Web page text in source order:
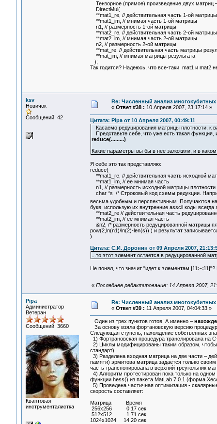
Тензорное (прямое) произведение двух матриц
DirectMul(
**mat1_re, // действительная часть 1-ой матрицы
**mat1_im, // мнимая часть 1-ой матрицы
n1, // размерность 1-ой матрицы
**mat2_re, // действительная часть 2-ой матрицы
**mat2_im, // мнимая часть 2-ой матрицы
n2, // размерность 2-ой матрицы
**mat_re, // действительная часть матрицы
**mat_im, // мнимая матрицы результата
);
Так годится? Надеюсь, что все-таки mat1 и mat2
ksv
Новичок
Сообщений: 42
Re: Численный анализ многокубитных
« Ответ #38 : 10 Апреля 2007, 23:17:14 »
Цитата: Pipa от 10 Апреля 2007, 00:49:11
Касаемо редуцирования матрицы плотности, к
Представьте себе, что уже есть такая функция,
reduce(.........)
Какие параметры вы бы в нее заложили, и в
Я себе это так представляю:
reduce(
**mat1_re, // действительная часть исходной
**mat1_im, // ее мнимая часть
n1, // размерность исходной матрицы плотности
char *s /* Строковый код схемы редукции.
весьма удобным и перспективным. Получаются
букв, использую их внутренние asscii коды всегда
**mat2_re // действительная часть
**mat2_im, // ее мнимая часть
&n2, /* размерность редуцированной матрицы
pow(2,ln(n1)/ln(2)-len(s)) ) и результат
)
Цитата: С.И. Доронин от 09 Апреля 2007,
...то этот элемент остается в редуцированной
Не понял, что значит "идет к элементам
« Последнее редактирование: 14 Апреля 2007,
Pipa
Администратор
Ветеран
Сообщений: 3660
Квантовая
инструменталистка
Re: Численный анализ многокубитных
« Ответ #39 : 11 Апреля 2007, 04:04:33 »
Один из трех пунктов готов! А именно –
За основу взяла фортановскую версию
Следующая ступень, нахождение собственных
1) Фортрановская процедура транслирована на
2) Циклы модифицированы таким образом, чтобы
стандарт).
3) Разделена входная матрица на две части –
памяти) эрмитова матрица задается только
часть транспонирована в верхний треугольник
4) Алгоритм протестирован пока только на
функции hess() из пакета MatLab 7.0.1 (форма
5) Проведена частичная оптимизация -
скорость составляет:
Матрица Время
256x256 0.17 сек
512х512 1.71 сек
1024x1024 14.20 сек